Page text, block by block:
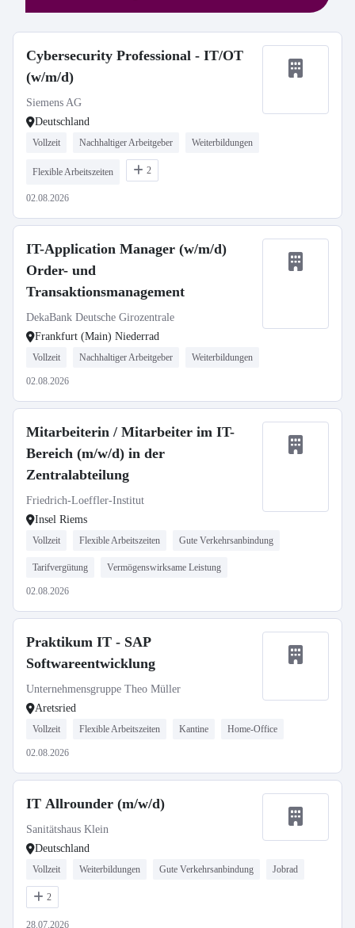
Cybersecurity Professional - IT/OT
(w/m/d)
Siemens AG
Deutschland
Vollzeit Nachhaltiger Arbeitgeber Weiterbildungen
Flexible Arbeitszeiten 2
02.08.2026
IT-Application Manager (w/m/d)
Order- und
Transaktionsmanagement
DekaBank Deutsche Girozentrale
Frankfurt (Main) Niederrad
Vollzeit Nachhaltiger Arbeitgeber Weiterbildungen
02.08.2026
Mitarbeiterin / Mitarbeiter im IT-
Bereich (m/w/d) in der
Zentralabteilung
Friedrich-Loeffler-Institut
Insel Riems
Vollzeit Flexible Arbeitszeiten Gute Verkehrsanbindung
Tarifvergütung Vermögenswirksame Leistung
02.08.2026
Praktikum IT - SAP
Softwareentwicklung
Unternehmensgruppe Theo Müller
Aretsried
Vollzeit Flexible Arbeitszeiten Kantine Home-Office
02.08.2026
IT Allrounder (m/w/d)
Sanitätshaus Klein
Deutschland
Vollzeit Weiterbildungen Gute Verkehrsanbindung Jobrad
2
28.07.2026